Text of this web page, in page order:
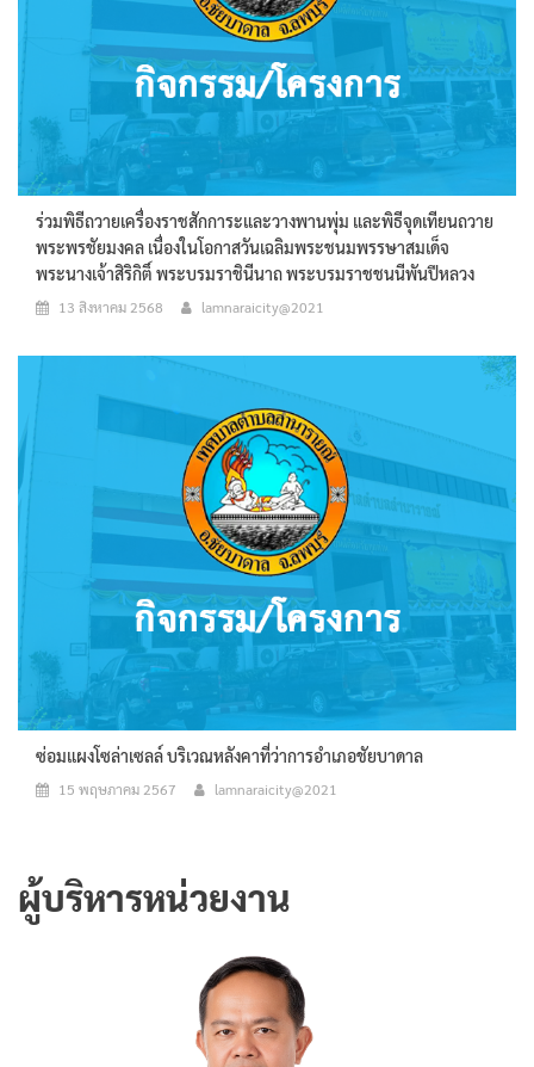
ร่วมพิธีถวายเครื่องราชสักการะและวางพานพุ่ม และพิธีจุดเทียนถวาย
พระพรชัยมงคล เนื่องในโอกาสวันเฉลิมพระชนมพรรษาสมเด็จ
พระนางเจ้าสิริกิติ์ พระบรมราชินีนาถ พระบรมราชชนนีพันปีหลวง
13 สิงหาคม 2568 lamnaraicity@2021
ซ่อมแผงโซล่าเซลล์ บริเวณหลังคาที่ว่าการอำเภอชัยบาดาล
15 พฤษภาคม 2567 lamnaraicity@2021
ผู้บริหารหน่วยงาน